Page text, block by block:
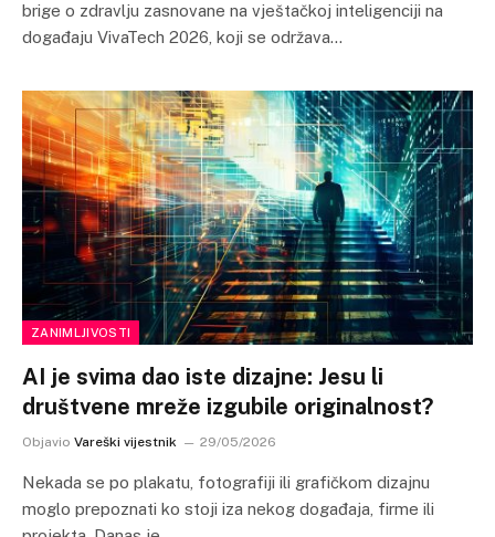
brige o zdravlju zasnovane na vještačkoj inteligenciji na
događaju VivaTech 2026, koji se održava…
ZANIMLJIVOSTI
AI je svima dao iste dizajne: Jesu li
društvene mreže izgubile originalnost?
Objavio Vareški vijestnik 29/05/2026
Nekada se po plakatu, fotografiji ili grafičkom dizajnu
moglo prepoznati ko stoji iza nekog događaja, firme ili